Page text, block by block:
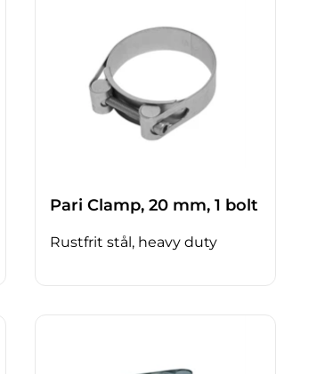
Pari Clamp, 20 mm, 1 bolt
Rustfrit stål, heavy duty